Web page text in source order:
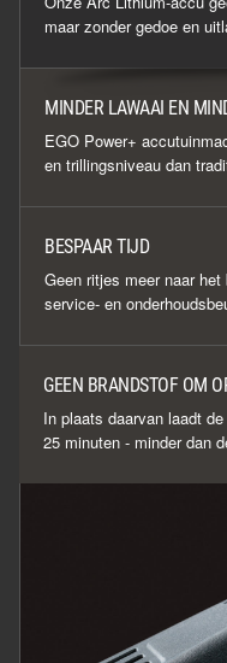
maar zonder gedoe en
MINDER LAWAAI EN
EGO Power+
en trillingsniveau dan
BESPAAR TIJD
Geen ritjes meer naar
service- en
GEEN BRANDSTOF OM
In plaats daarvan laadt
25 minuten - minder dan